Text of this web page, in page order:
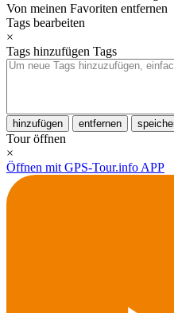
Von meinen Favoriten entfernen
Tags bearbeiten
×
Tags hinzufügen Tags
hinzufügen entfernen
Tour öffnen
×
Öffnen mit GPS-Tour.info APP